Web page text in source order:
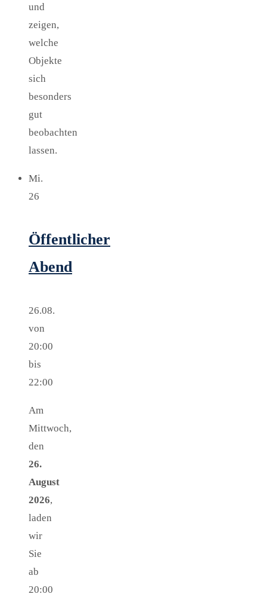
und
zeigen,
welche
Objekte
sich
besonders
gut
beobachten
lassen.
Mi.
26
Öffentlicher
Abend
26.08.
von
20:00
bis
22:00
Am
Mittwoch,
den
26.
August
2026,
laden
wir
Sie
ab
20:00